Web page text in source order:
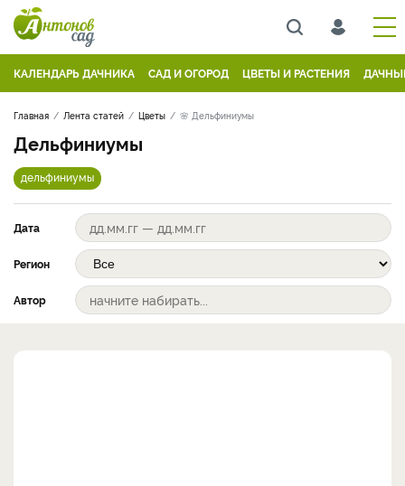
КАЛЕНДАРЬ ДАЧНИКА САД И ОГОРОД ЦВЕТЫ И РАСТЕНИЯ
Главная Лента статей Цветы 🌸 Дельфиниумы
Дельфиниумы
дельфиниумы
Дата
Регион
Автор